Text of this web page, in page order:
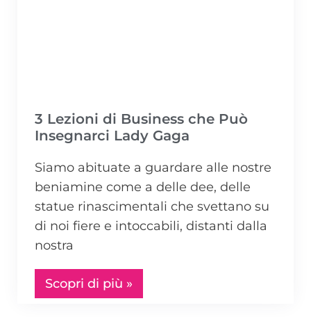
3 Lezioni di Business che Può
Insegnarci Lady Gaga
Siamo abituate a guardare alle nostre
beniamine come a delle dee, delle
statue rinascimentali che svettano su
di noi fiere e intoccabili, distanti dalla
nostra
Scopri di più »